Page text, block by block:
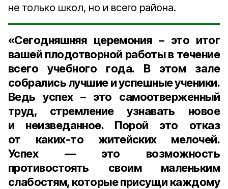
не только школ, но и всего района.
«Сегодняшняя церемония – это итог
вашей плодотворной работы в течение
всего учебного года. В этом зале
собрались лучшие и успешные ученики.
Ведь успех – это самоотверженный
труд, стремление узнавать новое
и неизведанное. Порой это отказ
от каких‑то житейских мелочей.
Успех — это возможность
противостоять своим маленьким
слабостям, которые присущи каждому